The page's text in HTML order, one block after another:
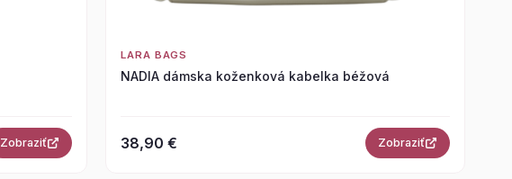
Zobraziť
LARA BAGS
NADIA dámska koženková kabelka béžová
38,90 € Zobraziť